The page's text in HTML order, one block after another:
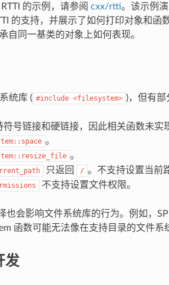
的示例，请参阅 cxx/rtti。该示例
的支持，并展示了如何打印对象和函
自同一基类的对象上如何表现。
统库 ( #include <filesystem> )，但有部
符号链接和硬链接，因此相关函数未实
。
。
只返回 / 。不支持设置当前
不支持设置文件权限。
也会影响文件系统库的行为。例如，
函数可能无法像在支持目录的文件系
发